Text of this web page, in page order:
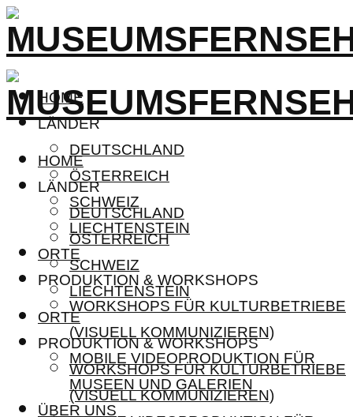
HOME
LÄNDER
DEUTSCHLAND
ÖSTERREICH
SCHWEIZ
LIECHTENSTEIN
ORTE
PRODUKTION & WORKSHOPS
WORKSHOPS FÜR KULTURBETRIEBE
(VISUELL KOMMUNIZIEREN)
MOBILE VIDEOPRODUKTION FÜR
MUSEEN UND GALERIEN
ÜBER UNS
HOME
LÄNDER
DEUTSCHLAND
ÖSTERREICH
SCHWEIZ
LIECHTENSTEIN
ORTE
PRODUKTION & WORKSHOPS
WORKSHOPS FÜR KULTURBETRIEBE
(VISUELL KOMMUNIZIEREN)